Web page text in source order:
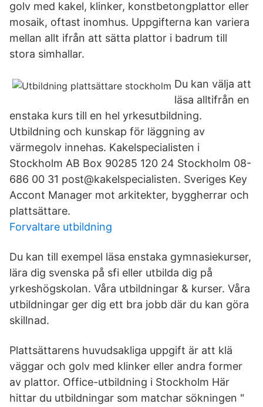
golv med kakel, klinker, konstbetongplattor eller
mosaik, oftast inomhus. Uppgifterna kan variera
mellan allt ifrån att sätta plattor i badrum till
stora simhallar.
Du kan välja att
läsa alltifrån en
enstaka kurs till en hel yrkesutbildning.
Utbildning och kunskap för läggning av
värmegolv innehas. Kakelspecialisten i
Stockholm AB Box 90285 120 24 Stockholm 08-
686 00 31 post@kakelspecialisten. Sveriges Key
Accont Manager mot arkitekter, byggherrar och
plattsättare.
Forvaltare utbildning
Du kan till exempel läsa enstaka gymnasiekurser,
lära dig svenska på sfi eller utbilda dig på
yrkeshögskolan. Våra utbildningar & kurser. Våra
utbildningar ger dig ett bra jobb där du kan göra
skillnad.
Plattsättarens huvudsakliga uppgift är att klä
väggar och golv med klinker eller andra former
av plattor. Office-utbildning i Stockholm Här
hittar du utbildningar som matchar sökningen "